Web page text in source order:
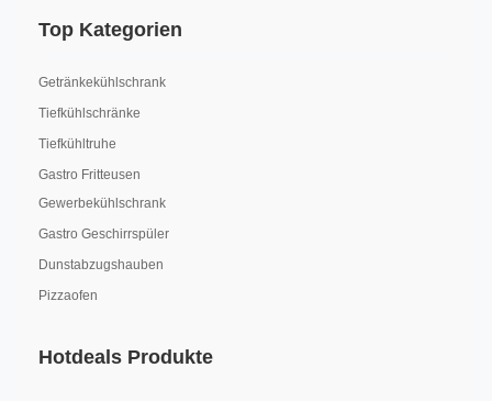
Top Kategorien
Getränkekühlschrank
Tiefkühlschränke
Tiefkühltruhe
Gastro Fritteusen
Gewerbekühlschrank
Gastro Geschirrspüler
Dunstabzugshauben
Pizzaofen
Hotdeals Produkte